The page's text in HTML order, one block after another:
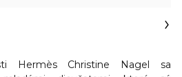
Hermès Christine Nagel sa